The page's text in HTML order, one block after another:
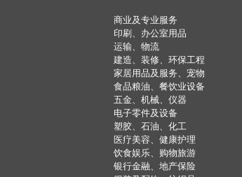
商业及专业服务
印刷、办公室用品
运输、物流
建造、装修、环保工程
家居用品及服务、宠物
食品粮油、餐饮业设备
五金、机械、仪器
电子零件及设备
塑胶、石油、化工
医疗美容、健康护理
饮食娱乐、购物旅游
银行金融、地产保险